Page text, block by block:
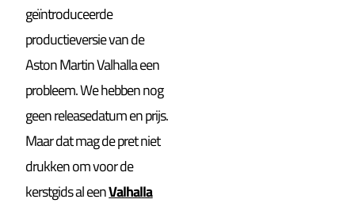
geïntroduceerde
productieversie van de
Aston Martin Valhalla een
probleem. We hebben nog
geen releasedatum en prijs.
Maar dat mag de pret niet
drukken om voor de
kerstgids al eenValhalla